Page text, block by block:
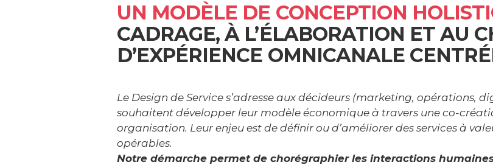
UN MODÈLE DE CONCEPTION
CADRAGE, À L’ÉLABORATION ET AU
D’EXPÉRIENCE OMNICANALE
Le Design de Service s’adresse aux décideurs (marketing, opérations,
souhaitent développer leur modèle économique à travers une co-
organisation. Leur enjeu est de définir ou d’améliorer des services à
opérables.
Notre démarche permet de chorégraphier les interactions